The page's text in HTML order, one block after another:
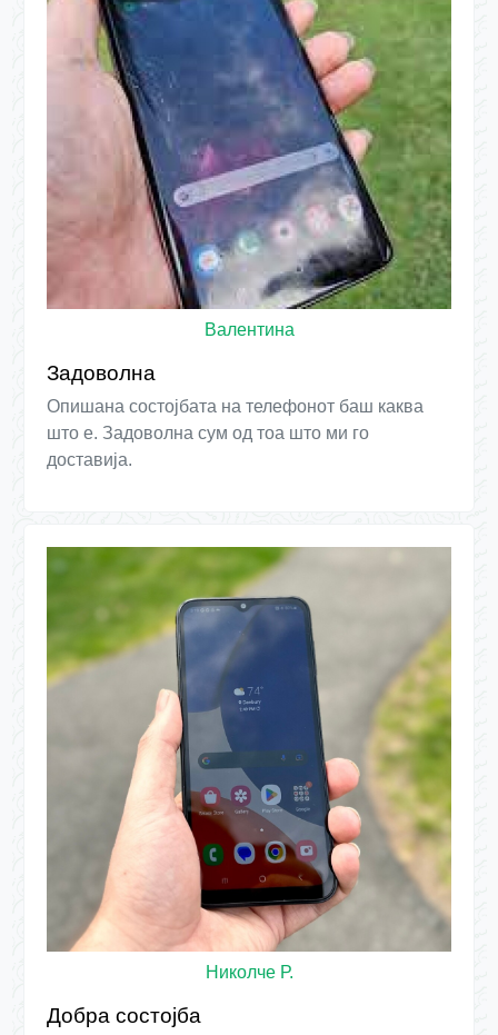
Валентина
Задоволна
Опишана состојбата на телефонот баш каква
што е. Задоволна сум од тоа што ми го
доставија.
Николче Р.
Добра состојба